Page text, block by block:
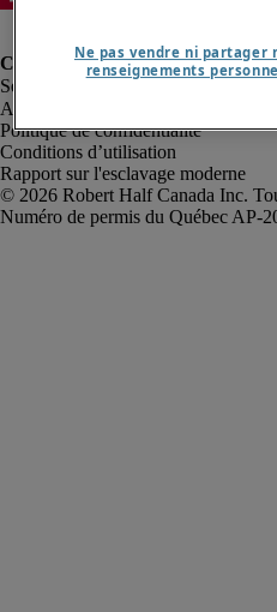
Alerte à la fraude
Politique de confidentialité
Conditions d’utilisation
Rapport sur l'esclavage moderne
Robert Half Canada Inc.
Ne pas vendre ni partager
renseignements